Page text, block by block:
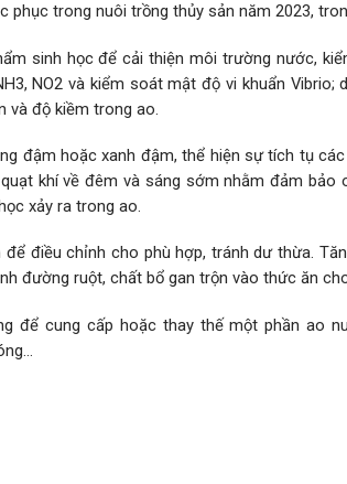
phục trong nuôi trồng thủy sản năm 2023,
sinh học để cải thiện môi trường nước,
NO2 và kiểm soát mật độ vi khuẩn
và độ kiềm trong ao.
đậm hoặc xanh đậm, thể hiện sự tích tụ
khí về đêm và sáng sớm nhằm đảm bảo
xảy ra trong ao.
điều chỉnh cho phù hợp, tránh dư thừa.
đường ruột, chất bổ gan trộn vào thức ăn
để cung cấp hoặc thay thế một phần ao